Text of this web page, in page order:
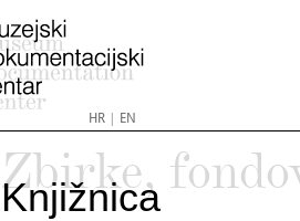
HR| EN
Zbirke,
Knjižnica